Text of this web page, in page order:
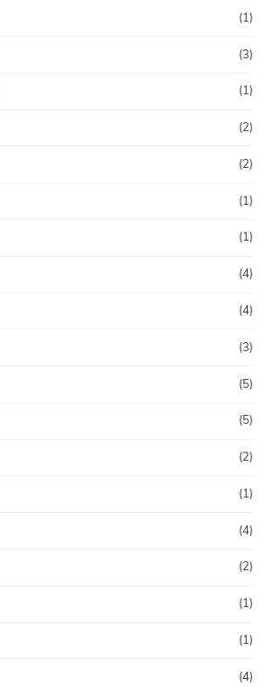
(1)
(3)
(1)
(2)
(2)
(1)
(1)
(4)
(4)
(3)
(5)
(5)
(2)
(1)
(4)
(2)
(1)
(1)
(4)